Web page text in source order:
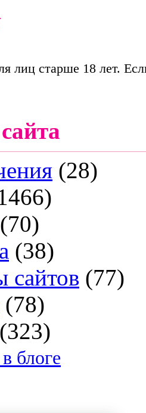
лиц старше 18 лет.
(28)
(70)
(38)
сайтов (77)
(78)
(323)
блоге